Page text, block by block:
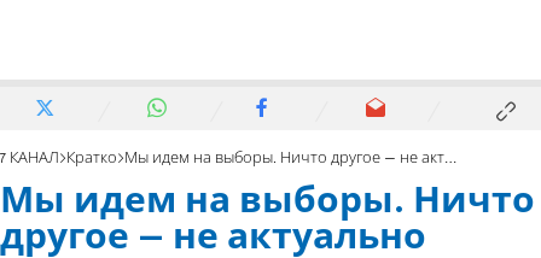
7 КАНАЛ Кратко Мы идем на выборы. Ничто другое – не актуально
Мы идем на выборы. Ничто
другое – не актуально